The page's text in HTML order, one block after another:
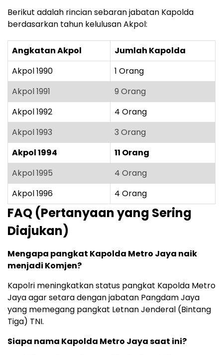
Berikut adalah rincian sebaran jabatan Kapolda
berdasarkan tahun kelulusan Akpol:
Angkatan Akpol
Jumlah Kapolda
Akpol 1990
1 Orang
Akpol 1991
9 Orang
Akpol 1992
4 Orang
Akpol 1993
3 Orang
Akpol 1994
11 Orang
Akpol 1995
4 Orang
Akpol 1996
4 Orang
FAQ (Pertanyaan yang Sering
Diajukan)
Mengapa pangkat Kapolda Metro Jaya naik
menjadi Komjen?
Kapolri meningkatkan status pangkat Kapolda Metro
Jaya agar setara dengan jabatan Pangdam Jaya
yang memegang pangkat Letnan Jenderal (Bintang
Tiga) TNI.
Siapa nama Kapolda Metro Jaya saat ini?